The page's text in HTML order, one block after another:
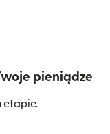
pieniądze
etapie.